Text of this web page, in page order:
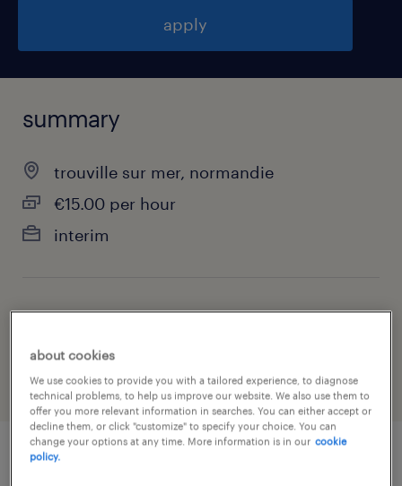
apply
summary
trouville sur mer, normandie
€15.00 per hour
interim
job category
health & social care, practitioner & technician
about cookies
We use cookies to provide you with a tailored experience, to diagnose
technical problems, to help us improve our website. We also use them to
offer you more relevant information in searches. You can either accept or
decline them, or click "customize" to specify your choice. You can
change your options at any time. More information is in our cookie
policy.